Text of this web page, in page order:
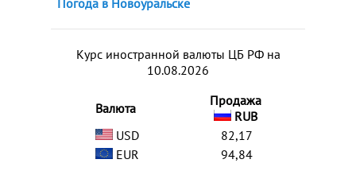
Погода в Новоуральске
Курс иностранной валюты ЦБ РФ на
10.08.2026
Валюта
Продажа
RUB
USD
82,17
EUR
94,84